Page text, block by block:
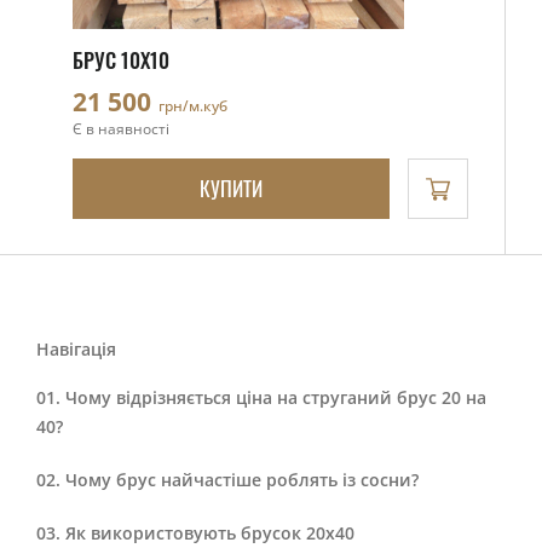
Навігація
Чому відрізняється ціна на струганий брус 20 на
40?
Чому брус найчастіше роблять із сосни?
Як використовують брусок 20х40
БРУС 10Х10
21 500 грн/м.куб
Є в наявності
КУПИТИ